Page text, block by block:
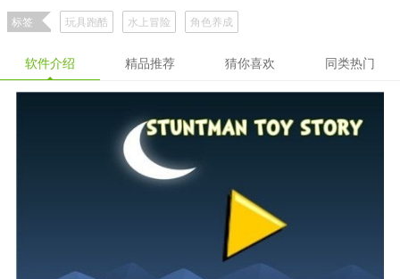
标签 玩具跑酷 水上冒险 角色养成
软件介绍 精品推荐 猜你喜欢 同类热门